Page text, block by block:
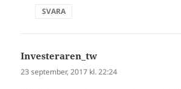
SVARA
Investeraren_tw
23 september, 2017 kl. 22:24